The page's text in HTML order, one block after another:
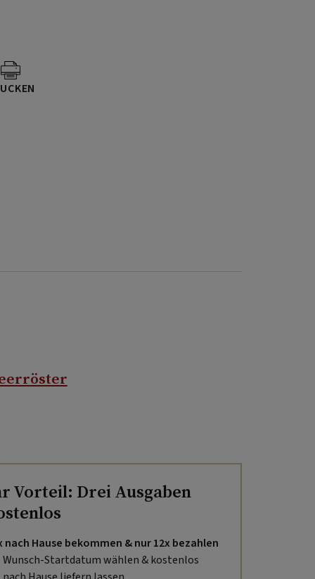
Vorteil: Drei Ausgaben
nach Hause bekommen & nur 12x bezahlen
Wunsch-Startdatum wählen & kostenlos